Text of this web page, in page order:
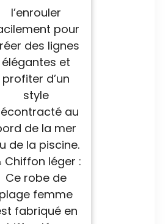
l’enrouler
pour
des lignes
élégantes et
profiter d’un
style
au
de la mer
de la piscine.
Chiffon léger :
Ce robe de
plage femme
fabriqué en